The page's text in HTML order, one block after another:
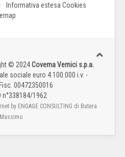
Informativa estesa Cookies
© 2024Covema Vernici s.p.a.
sociale euro 4.100.000 i.v. -
00472350016
n°338184/1962
by ENGAGE CONSULTING di Butera
Massimo